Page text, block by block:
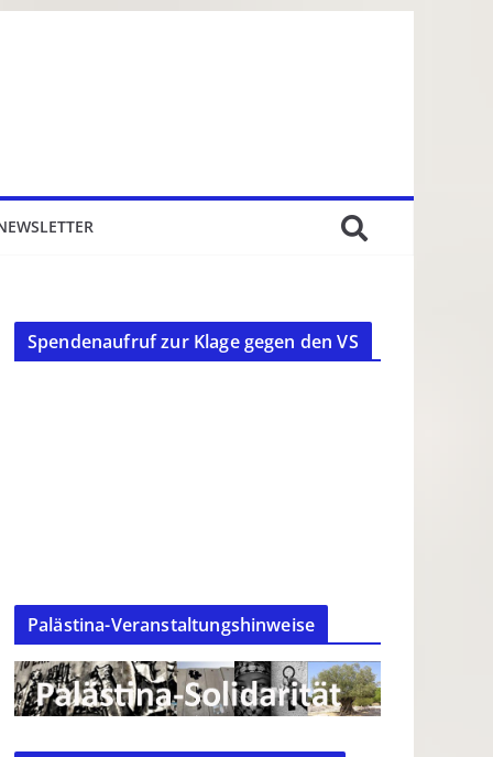
Spendenaufruf zur Klage gegen den VS
Palästina-Veranstaltungshinweise